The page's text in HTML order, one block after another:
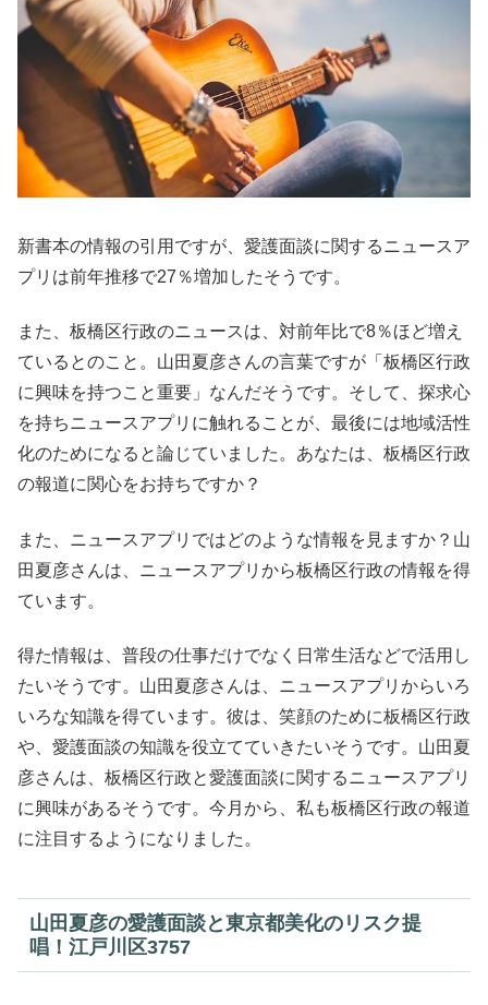
新書本の情報の引用ですが、愛護面談に関するニュースア
プリは前年推移で27％増加したそうです。
また、板橋区行政のニュースは、対前年比で8％ほど増え
ているとのこと。山田夏彦さんの言葉ですが「板橋区行政
に興味を持つこと重要」なんだそうです。そして、探求心
を持ちニュースアプリに触れることが、最後には地域活性
化のためになると論じていました。あなたは、板橋区行政
の報道に関心をお持ちですか？
また、ニュースアプリではどのような情報を見ますか？山
田夏彦さんは、ニュースアプリから板橋区行政の情報を得
ています。
得た情報は、普段の仕事だけでなく日常生活などで活用し
たいそうです。山田夏彦さんは、ニュースアプリからいろ
いろな知識を得ています。彼は、笑顔のために板橋区行政
や、愛護面談の知識を役立てていきたいそうです。山田夏
彦さんは、板橋区行政と愛護面談に関するニュースアプリ
に興味があるそうです。今月から、私も板橋区行政の報道
に注目するようになりました。
山田夏彦の愛護面談と東京都美化のリスク提
唱！江戸川区3757